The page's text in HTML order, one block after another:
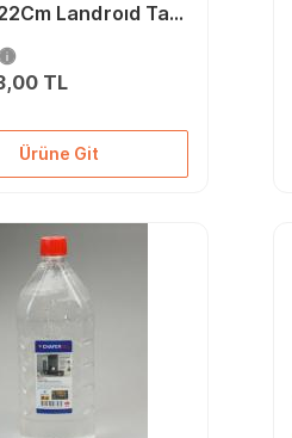
Landroıd Tam
Kömürsüz Çim
TL
Ürüne Git